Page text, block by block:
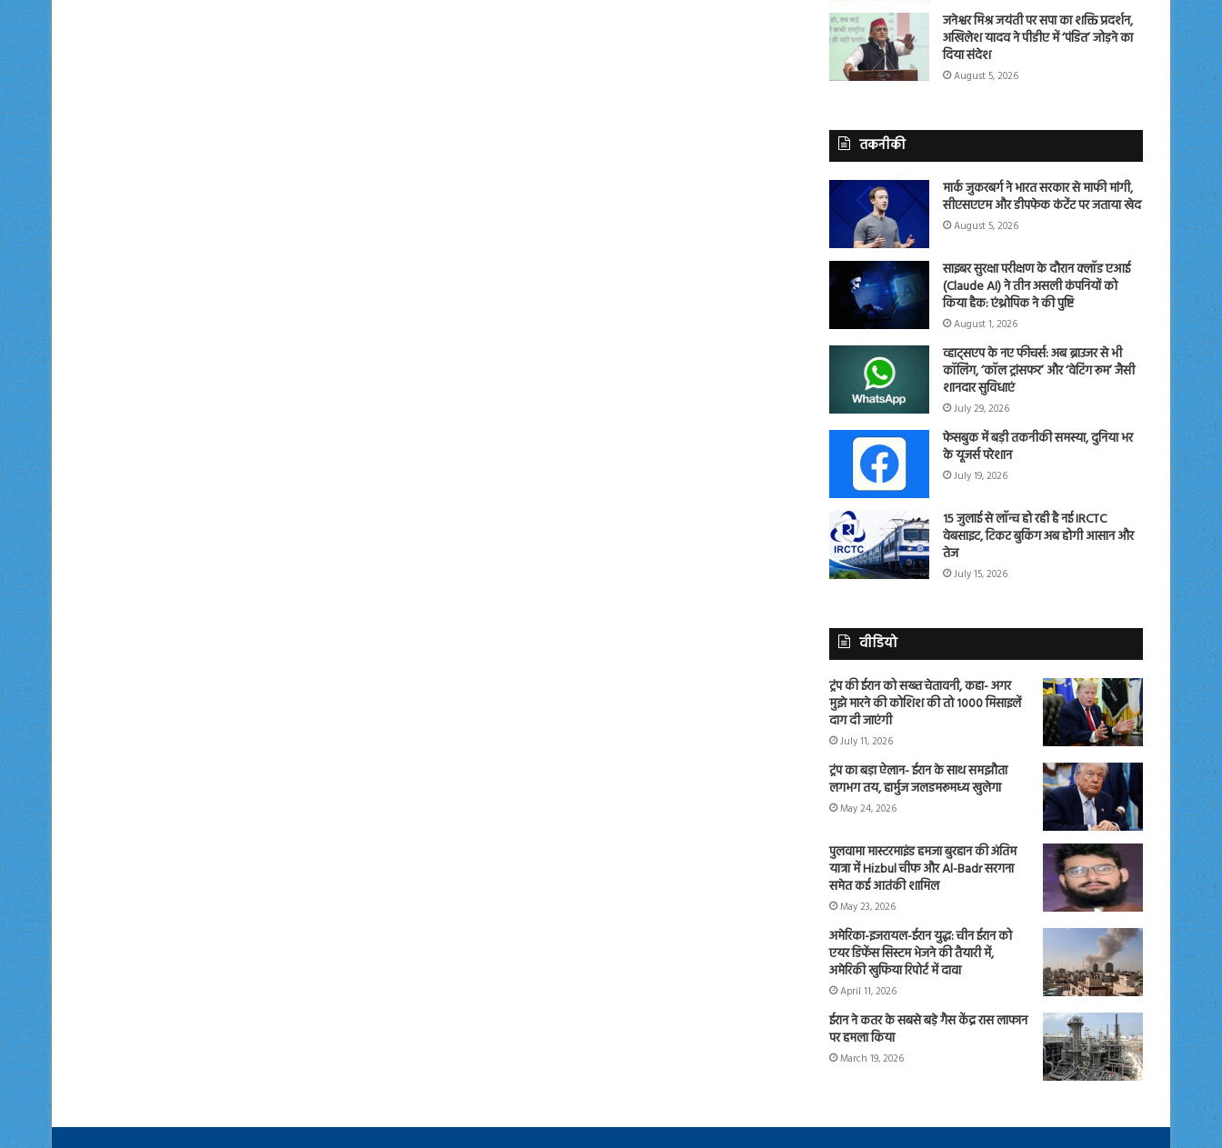
जनेश्वर मिश्र जयंती पर सपा का शक्ति प्रदर्शन,
अखिलेश यादव ने पीडीए में ‘पंडित’ जोड़ने का
दिया संदेश
August 5, 2026
तकनीकी
मार्क जुकरबर्ग ने भारत सरकार से माफी मांगी,
सीएसएएम और डीपफेक कंटेंट पर जताया खेद
August 5, 2026
साइबर सुरक्षा परीक्षण के दौरान क्लॉड एआई
(Claude AI) ने तीन असली कंपनियों को
किया हैक: एंथ्रोपिक ने की पुष्टि
August 1, 2026
व्हाट्सएप के नए फीचर्स: अब ब्राउजर से भी
कॉलिंग, ‘कॉल ट्रांसफर’ और ‘वेटिंग रूम’ जैसी
शानदार सुविधाएं
July 29, 2026
फेसबुक में बड़ी तकनीकी समस्या, दुनिया भर
के यूजर्स परेशान
July 19, 2026
15 जुलाई से लॉन्च हो रही है नई IRCTC
वेबसाइट, टिकट बुकिंग अब होगी आसान और
तेज
July 15, 2026
वीडियो
ट्रंप की ईरान को सख्त चेतावनी, कहा- अगर
मुझे मारने की कोशिश की तो 1000 मिसाइलें
दाग दी जाएंगी
July 11, 2026
ट्रंप का बड़ा ऐलान- ईरान के साथ समझौता
लगभग तय, हार्मुज जलडमरूमध्य खुलेगा
May 24, 2026
पुलवामा मास्टरमाइंड हमजा बुरहान की अंतिम
यात्रा में Hizbul चीफ और Al-Badr सरगना
समेत कई आतंकी शामिल
May 23, 2026
अमेरिका-इजरायल-ईरान युद्ध: चीन ईरान को
एयर डिफेंस सिस्टम भेजने की तैयारी में,
अमेरिकी खुफिया रिपोर्ट में दावा
April 11, 2026
ईरान ने कतर के सबसे बड़े गैस केंद्र रास लाफान
पर हमला किया
March 19, 2026